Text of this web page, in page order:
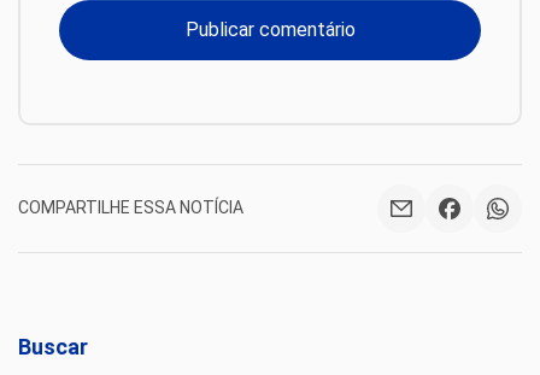
COMPARTILHE ESSA NOTÍCIA
Buscar